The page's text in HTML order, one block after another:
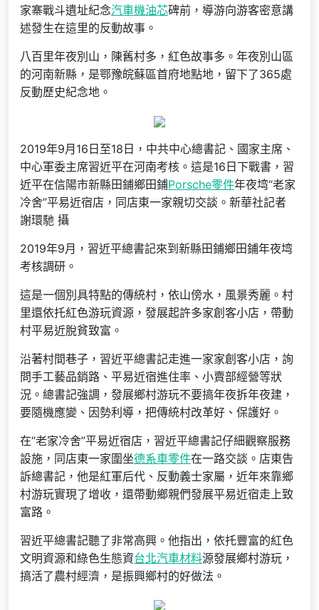
家寨戰斗遺址紀念汽車機油芯碑前，導游向游客密意講
述發生在這里的反動故事。
八百里年夜別山，陳舊村多，紅色故事多。年夜別山區
的河南新縣，是鄂豫皖蘇區首府地點地，留下了365處
反動歷史紀念地。
2019年9月16日至18日，中共中心總書記、國家主席、
中心軍委主席習近平在河南考核。這是16日下戰書，習
近平在信陽市新縣田鋪鄉田鋪Porsche零件年夜塆“老家
冷舍”平易近宿店，同店東一家親切交談。新華社記者
謝環馳 攝
2019年9月，習近平總書記來到新縣田鋪鄉田鋪年夜塆
考核調研。
這是一個別具特點的傳統村，依山傍水，風景秀麗。村
里還依托紅色游玩資源，發展起許多家創客小店，帶動
村平易近脫貧致富。
沿著村間巷子，習近平總書記走進一家家創客小店，詢
問手工藝品銷路、平易近宿進住率、小賣部經營等狀
況。總書記強調，發展鄉村游玩不要搞年夜拆年夜建，
要隨機應變、因勢利導，把傳統村改革好、保護好。
在“老家冷舍”平易近宿店，習近平總書記仔細觀察服務
設施，同店東一家圍坐德系車零件在一路交談。店東告
訴總書記，他是紅軍后代、反動義士家屬，近年來靠鄉
村游玩實現了增收，還帶動鄉親們發展平易近宿走上致
富路。
習近平總書記聽了非常高興。他指出，依托豐富的紅色
文明資源和綠色生態資台北汽車材料源發展鄉村游玩，
搞活了農村經濟，是振興鄉村的好做法。